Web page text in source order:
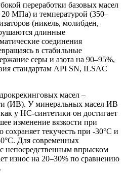
переработки базовых масел
МПа) и температурой (350–
(никель, молибден,
длинные
соединения
в стабильные
серы и азота на 90–95%,
стандартам API SN, ILSAC
масел –
(ИВ). У минеральных масел ИВ
у HC-синтетики он достигает
изменение вязкости при
сохраняет текучесть при -30°C и
Для современных
непосредственным впрыском
износ на 20–30% по сравнению